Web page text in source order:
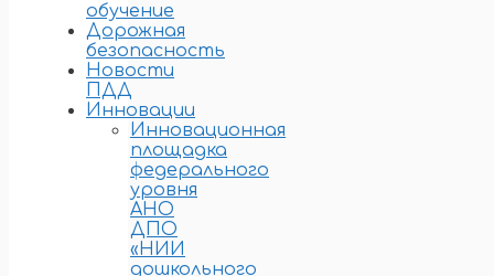
обучение
Дорожная
безопасность
Новости
ПДД
Инновации
Инновационная
площадка
федерального
уровня
АНО
ДПО
«НИИ
дошкольного